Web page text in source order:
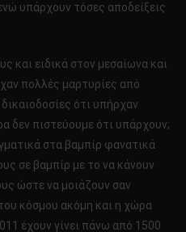
υπάρχουν τόσες αποδείξεις
και ειδικά στον μεσαίωνα και
πολλές μαρτυρίες από
ότι υπήρχαν
δεν πιστεύουμε ότι υπάρχουν;
στα βαμπίρ φανατικά
σε βαμπίρ με το να κάνουν
ώστε να μοιάζουν σαν
κόσμου ακόμη και η χώρα
έχουν γίνει πάνω από 1500